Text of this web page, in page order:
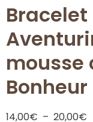
mousse
Bonheur
14,00€ – 20,00€